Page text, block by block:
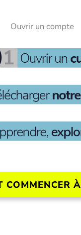
Ouvrir un compte
COMMENCER